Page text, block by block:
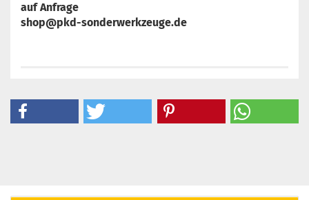
auf Anfrage
shop@pkd-sonderwerkzeuge.de